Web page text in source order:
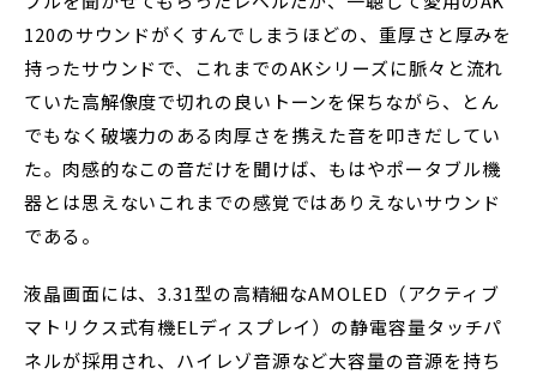
120のサウンドがくすんでしまうほどの、重厚さと厚みを
持ったサウンドで、これまでのAKシリーズに脈々と流れ
ていた高解像度で切れの良いトーンを保ちながら、とん
でもなく破壊力のある肉厚さを携えた音を叩きだしてい
た。肉感的なこの音だけを聞けば、もはやポータブル機
器とは思えないこれまでの感覚ではありえないサウンド
である。
液晶画面には、3.31型の高精細なAMOLED（アクティブ
マトリクス式有機ELディスプレイ）の静電容量タッチパ
ネルが採用され、ハイレゾ音源など大容量の音源を持ち